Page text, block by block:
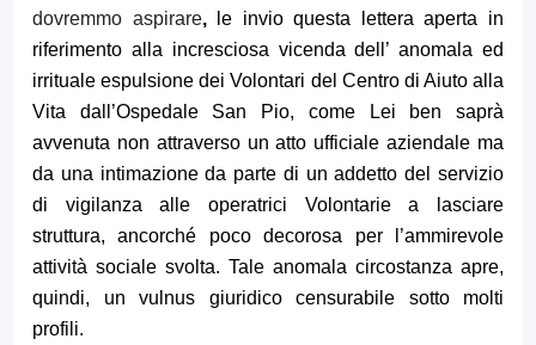
dovremmo aspirare,
le invio questa lettera aperta in
riferimento alla incresciosa vicenda dell’ anomala ed
irrituale espulsione dei Volontari del Centro di Aiuto alla
Vita dall’Ospedale San Pio, come Lei ben saprà
avvenuta non attraverso un atto ufficiale aziendale ma
da una intimazione da parte di un addetto del servizio
di vigilanza alle operatrici Volontarie a lasciare
struttura, ancorché poco decorosa per l’ammirevole
attività sociale svolta. Tale anomala circostanza apre,
quindi, un vulnus giuridico censurabile sotto molti
profili.